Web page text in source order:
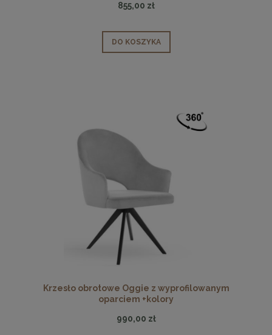
855,00 zł
DO KOSZYKA
Krzesło obrotowe Oggie z wyprofilowanym
oparciem +kolory
990,00 zł